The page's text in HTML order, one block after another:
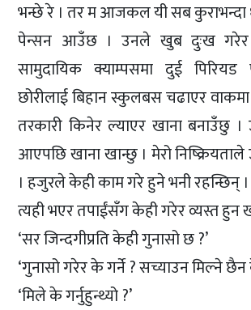
भन्छे रे । तर म आजकल यी सब कुराभन्दा
पेन्सन आउँछ । उनले खुब दुःख गरेर
सामुदायिक क्याम्पसमा दुई
छोरीलाई बिहान स्कुलबस चढाएर
तरकारी किनेर ल्याएर खाना बनाउँछु ।
आएपछि खाना खान्छु । मेरो
। हजुरले केही काम गरे हुने भनी रहन्छिन् ।
त्यही भएर तपाईंसँग केही गरेर व्यस्त हुन
‘सर जिन्दगीप्रति केही गुनासो छ ?’
‘गुनासो गरेर के गर्ने ? सच्याउन मिल्ने छैन
‘मिले के गर्नुहुन्थ्यो ?’